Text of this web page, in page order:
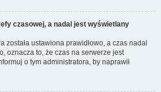
czasowej, a nadal jest wyświetlany
została ustawiona prawidłowo, a czas nadal
oznacza to, że czas na serwerze jest
o tym administratora, by naprawił